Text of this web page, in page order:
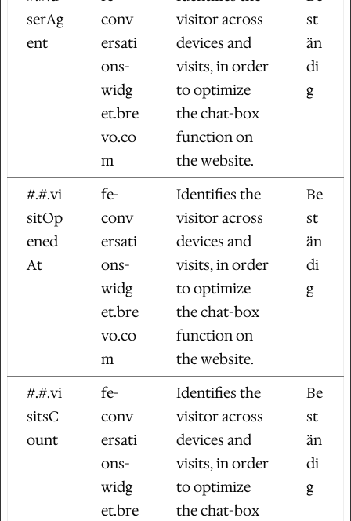
serAg
ent
conv
ersati
ons-
widg
et.bre
vo.co
m
visitor across
devices and
visits, in order
to optimize
the chat-box
function on
the website.
st
än
di
g
#.#.vi
sitOp
ened
At
fe-
conv
ersati
ons-
widg
et.bre
vo.co
m
Identifies the
visitor across
devices and
visits, in order
to optimize
the chat-box
function on
the website.
Be
st
än
di
g
#.#.vi
sitsC
ount
fe-
conv
ersati
ons-
widg
et.bre
Identifies the
visitor across
devices and
visits, in order
to optimize
the chat-box
Be
st
än
di
g